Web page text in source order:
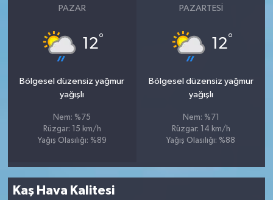
PAZAR
12°
Bölgesel düzensiz yağmur
yağışlı
Nem: %75
Rüzgar: 15 km/h
Yağış Olasılığı: %89
PAZARTESI
12°
Bölgesel düzensiz yağmur
yağışlı
Nem: %71
Rüzgar: 14 km/h
Yağış Olasılığı: %88
Kaş Hava Kalitesi